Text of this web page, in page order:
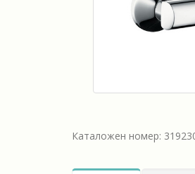
Каталожен номер: